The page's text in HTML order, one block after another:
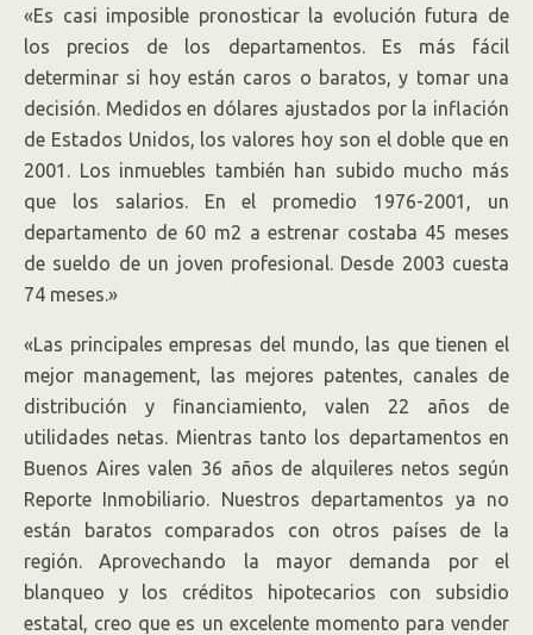
«Es casi imposible pronosticar la evolución futura de
los precios de los departamentos. Es más fácil
determinar si hoy están caros o baratos, y tomar una
decisión. Medidos en dólares ajustados por la inflación
de Estados Unidos, los valores hoy son el doble que en
2001. Los inmuebles también han subido mucho más
que los salarios. En el promedio 1976-2001, un
departamento de 60 m2 a estrenar costaba 45 meses
de sueldo de un joven profesional. Desde 2003 cuesta
74 meses.»
«Las principales empresas del mundo, las que tienen el
mejor management, las mejores patentes, canales de
distribución y financiamiento, valen 22 años de
utilidades netas. Mientras tanto los departamentos en
Buenos Aires valen 36 años de alquileres netos según
Reporte Inmobiliario. Nuestros departamentos ya no
están baratos comparados con otros países de la
región. Aprovechando la mayor demanda por el
blanqueo y los créditos hipotecarios con subsidio
estatal, creo que es un excelente momento para vender